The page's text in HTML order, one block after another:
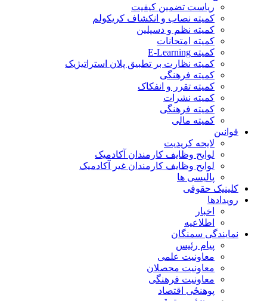
ریاست تضمین کیفیت
کمیته نصاب و انکشاف کریکولم
کمیته نظم و دسپلین
کمیته امتحانات
کمیته E-Learning
کمیته نظارت بر تطبیق پلان استراتیژیک
کمیته فرهنگی
کمیته تقرر و انفکاک
کمیته نشرات
کمیته فرهنگی
کمیته مالی
قوانین
لایحه کریدیت
لوایح وظایف کارمندان آکادمیک
لوایح وظایف کارمندان غیر آکادمیک
پالیسی ها
کلینیک حقوقی
رویدادها
اخبار
اطلاعیه
نمایندگی سمنگان
پیام رئیس
معاونیت علمی
معاونیت محصلان
معاونیت فرهنگی
پوهنځی اقتصاد